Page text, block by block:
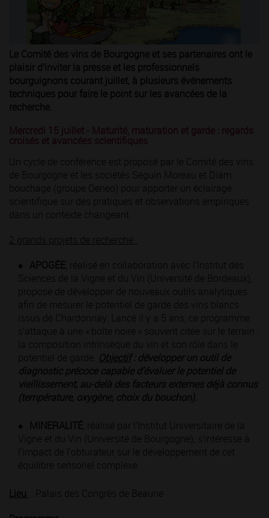
Le Comité des vins de Bourgogne et ses partenaires ont le
plaisir d’inviter la presse et les professionnels
bourguignons courant juillet, à plusieurs événements
techniques pour faire le point sur les avancées de la
recherche.
Mercredi 15 juillet - Maturité, maturation et garde : regards
croisés et avancées scientifiques
Un cycle de conférence est proposé par le Comité des vins
de Bourgogne et les sociétés Seguin Moreau et Diam
bouchage (groupe Oeneo) pour apporter un éclairage
scientifique sur des pratiques et observations empiriques
dans un contexte changeant.
2 grands projets de recherche :
APOGÉE , réalisé en collaboration avec l’Institut des
Sciences de la Vigne et du Vin (Université de Bordeaux),
propose de développer de nouveaux outils analytiques
afin de mesurer le potentiel de garde des vins blancs
issus de Chardonnay. Lancé il y a 5 ans, ce programme
s’attaque à une « boîte noire » souvent citée sur le terrain :
la composition intrinsèque du vin et son rôle dans le
potentiel de garde. Objectif: développer un outil de
diagnostic précoce capable d’évaluer le potentiel de
vieillissement, au-delà des facteurs externes déjà connus
(température, oxygène, choix du bouchon).
MINERALITÉ , réalisé par l’Institut Universitaire de la
Vigne et du Vin (Université de Bourgogne), s’intéresse à
l’impact de l’obturateur sur le développement de cet
équilibre sensoriel complexe.
Lieu
: Palais des Congrès de Beaune